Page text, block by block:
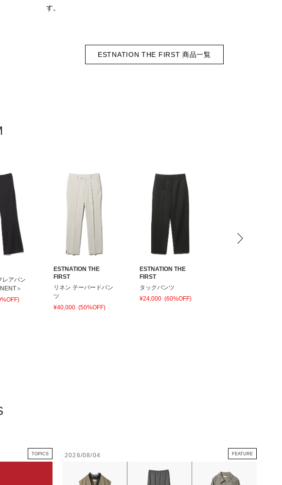
す。
ESTNATION THE FIRST 商品一覧
レアパン
＞
ESTNATION THE
FIRST
リネン テーパードパン
ツ
¥40,000 (50%OFF)
ESTNATION THE
FIRST
タックパンツ
¥24,000 (60%OFF)
TOPICS 2026/08/04 FEATURE